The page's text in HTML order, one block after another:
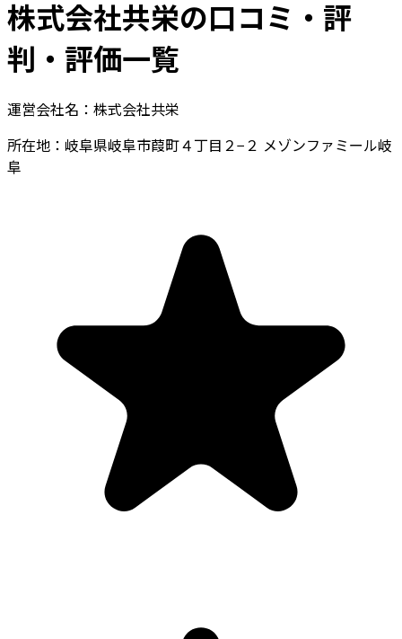
株式会社共栄の口コミ・評
判・評価一覧
運営会社名：株式会社共栄
所在地：岐阜県岐阜市葭町４丁目２−２ メゾンファミール岐
阜